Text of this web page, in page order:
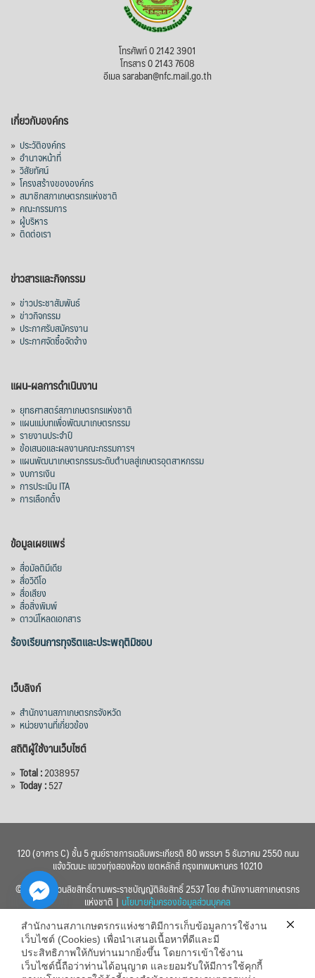
สภาเกษตรกรแห่งชาติ
กรมการค้าต่างประเทศ กระทรวงพาณิชย์ เปิด
ไทยในช่วง 6 เดือนของปี 2569 (ม.ค.-มิ.ย.) มี
1,205 ล้านดอลลาร์สหรัฐ (ประมาณ
38,003.15 ล้านบาท) ลดลง 27.69%
ปรับตัวลดลงตามสภาวะเศรษฐกิจและการค้า
โลก โดยตลาดส่งออกสำคัญ จีน ส่งออกได้
1.52 ล้านตัน ลด 61.71%
ส่งออกมันครึ่งปี 69 ปริมาณ 2.52 ล้านตัน
ลด 51.63% ยังดีที่ราคาขายดีกว่าปีก่อน
mgronline.com
View on Facebook
สภาเกษตรกรแห่งชาติ
3 days ago
คณะรัฐมนตรี อนุมัติโครงการอ่างเก็บน้ำ
คลองวังโตนด วงเงิน 7,200 ล้านบาท สะท้อน
ผลสำเร็จการผลักดันข้อเสนอเชิงนโยบายของ
เมื่อวันที่ 5 สิงหาคม 2569 คณะรัฐมนตรีมีมติ
อนุมัติโครงการอ่างเก็บน้ำคลองวังโตนด
จังหวัดจันทบุรี กรอบวงเงิน 7,200 ล้านบาท
กำหนดระยะเวลาดำเนินงาน 7 ปี (พ.ศ. 2570–
2576) โดยโครงการมีความจุ 99.50 ล้าน
ลูกบาศก์เมตร สามารถสนับสนุนพื้นที่
ชลประทานกว่า 87,700 ไร่ เพิ่ม
View on Facebook
โทรศัพท์ 0 2142 3901
โทรสาร 0 2143 7608
อีเมล saraban@nfc.mail.go.th
เกี่ยวกับองค์กร
» ประวัติองค์กร
» อำนาจหน้าที่
» วิสัยทัศน์
» โครงสร้างขององค์กร
» สมาชิกสภาเกษตรกรแห่งชาติ
» คณะกรรมการ
» ผู้บริหาร
» ติดต่อเรา
ข่าวสารและกิจกรรม
» ข่าวประชาสัมพันธ์
» ข่าวกิจกรรม
» ประกาศรับสมัครงาน
» ประกาศจัดซื้อจัดจ้าง
แผน-ผลการดำเนินงาน
» ยุทธศาสตร์สภาเกษตรกรแห่งชาติ
» แผนแม่บทเพื่อพัฒนาเกษตรกรรม
» รายงานประจำปี
» ข้อเสนอและผลงานคณะกรรมการฯ
» แผนพัฒนาเกษตรกรรมระดับตำบลสู่เกษตรอุตสาหกรรม
» งบการเงิน
» การประเมิน ITA
» การเลือกตั้ง
ข้อมูลเผยแพร่
» สื่อมัลติมีเดีย
» สื่อวิดีโอ
» สื่อเสียง
» สื่อสิ่งพิมพ์
» ดาวน์โหลดเอกสาร
ร้องเรียนการทุจริตและประพฤติมิชอบ
เว็บลิงก์
» สำนักงานสภาเกษตรกรจังหวัด
» หน่วยงานที่เกี่ยวข้อง
สถิติผู้ใช้งานเว็บไซต์
» Total :2038957
» Today :527
120 (อาคาร C) ชั้น 5 ศูนย์ราชการเฉลิมพระเกียรติ 80 พรรษา 5 ธันวาคม 2550 ถนน
แจ้งวัฒนะ แขวงทุ่งสองห้อง เขตหลักสี่ กรุงเทพมหานคร 10210
© 2560 สงวนลิขสิทธิ์ตามพระราชบัญญัติลิขสิทธิ์ 2537 โดย สำนักงานสภาเกษตรกร
แห่งชาติ | นโยบายคุ้มครองข้อมูลส่วนบุคคล
สำนักงานสภาเกษตรกรแห่งชาติมีการเก็บข้อมูลการใช้งาน
เว็บไซต์ (Cookies) เพื่อนำเสนอเนื้อหาที่ดีและมี
ประสิทธิภาพให้กับท่านมากยิ่งขึ้น โดยการเข้าใช้งาน
เว็บไซต์นี้ถือว่าท่านได้อนุญาต และยอมรับให้มีการใช้คุกกี้